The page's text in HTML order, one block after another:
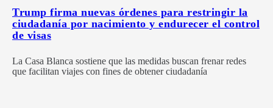
Trump firma nuevas órdenes para restringir la
ciudadanía por nacimiento y endurecer el control
de visas
La Casa Blanca sostiene que las medidas buscan frenar redes
que facilitan viajes con fines de obtener ciudadanía